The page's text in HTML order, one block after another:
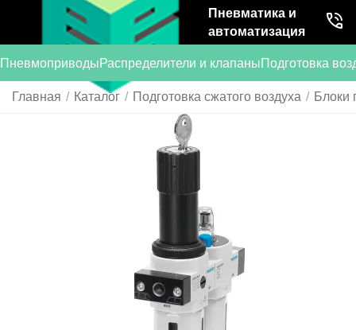
Пневматика и
автоматизация
ПневмоприводыРаспределители и клапаныПодготовка
Главная / Каталог / Подготовка сжатого воздуха / Блоки